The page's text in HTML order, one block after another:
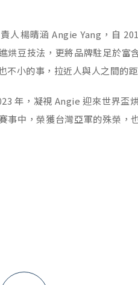
人楊晴涵 Angie Yang，自
烘豆技法，更將品牌駐足於富
不小的事，拉近人與人之間的距
年，凝視 Angie 迎來世界盃
事中，榮獲台灣亞軍的殊榮，